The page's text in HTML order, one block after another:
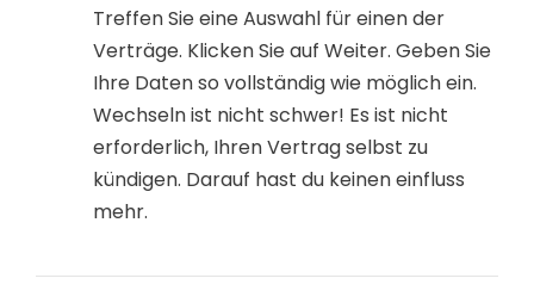
Treffen Sie eine Auswahl für einen der
Verträge. Klicken Sie auf Weiter. Geben Sie
Ihre Daten so vollständig wie möglich ein.
Wechseln ist nicht schwer! Es ist nicht
erforderlich, Ihren Vertrag selbst zu
kündigen. Darauf hast du keinen einfluss
mehr.